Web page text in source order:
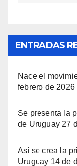
ENTRADAS
Nace el
febrero de 2026
Se presenta la
de Uruguay 27
Así se crea la
Uruguay 14 de